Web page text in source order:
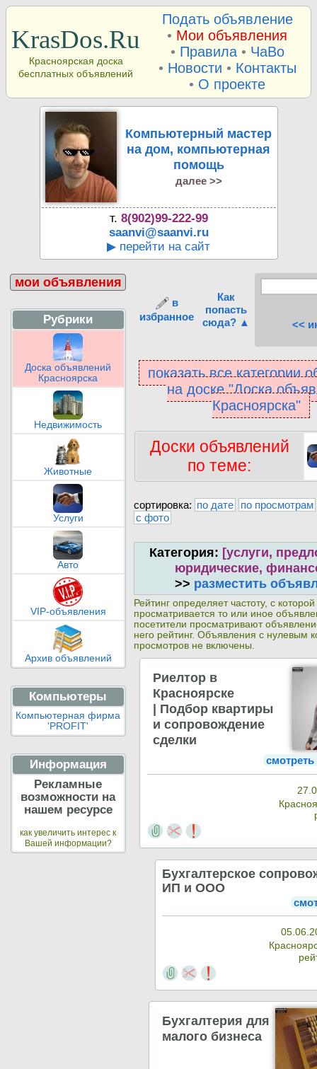
KrasDos.Ru
Красноярская доска
бесплатных объявлений
Подать объявление
• Мои объявления
• Правила• ЧаВо
• Новости • Контакты
• О проекте
Компьютерный мастер
на дом, компьютерная
помощь
далее >>
т. 8(902)99-222-99
saanvi@saanvi.ru
▶ перейти на сайт
мои объявления
Рубрики
Доска объявлений
Красноярска
Недвижимость
Животные
Услуги
Авто
VIP-объявления
Архив объявлений
Компьютеры
Компьютерная фирма
'PROFIT'
Информация
Рекламные
возможности на
нашем ресурсе
как увеличить интерес к
Вашей информации?
в
избранное
Как
попасть
сюда? ▲
<<
показать все категории
на доске "Доска
Красноярска"
Доски объявлений
по теме:
сортировка: по дате
по просмотрам
с фото
Категория: [услуги,
юридические,
>> разместить
Рейтинг определяет частоту, с которой
просматривается то или иное
посетители просматривают
него рейтинг. Объявления с нулевым
просмотров не включены.
Риелтор в
Красноярске
| Подбор квартиры
и сопровождение
сделки
смотреть
Бухгалтерское
ИП и ООО
Бухгалтерия для
малого бизнеса